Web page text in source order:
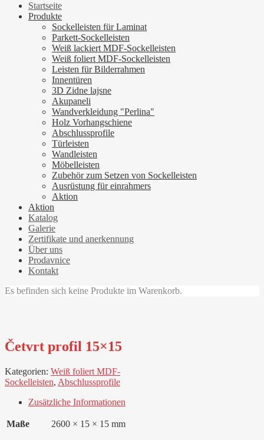
Startseite
Produkte
Sockelleisten für Laminat
Parkett-Sockelleisten
Weiß lackiert MDF-Sockelleisten
Weiß foliert MDF-Sockelleisten
Leisten für Bilderrahmen
Innentüren
3D Zidne lajsne
Akupaneli
Wandverkleidung "Perlina"
Holz Vorhangschiene
Abschlussprofile
Türleisten
Wandleisten
Möbelleisten
Zubehör zum Setzen von Sockelleisten
Ausrüstung für einrahmers
Aktion
Aktion
Katalog
Galerie
Zertifikate und anerkennung
Über uns
Prodavnice
Kontakt
Es befinden sich keine Produkte im Warenkorb.
Četvrt profil 15×15
Kategorien: Weiß foliert MDF-
Sockelleisten, Abschlussprofile
Zusätzliche Informationen
Maße 2600 × 15 × 15 mm